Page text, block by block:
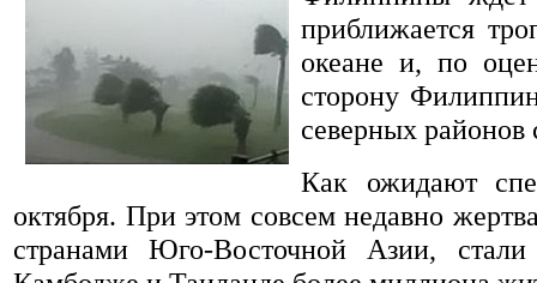
приближается
океане и, по
сторону
северных районов
Как ожидают
октября. При этом совсем недавно
странами Юго-Восточной Азии,